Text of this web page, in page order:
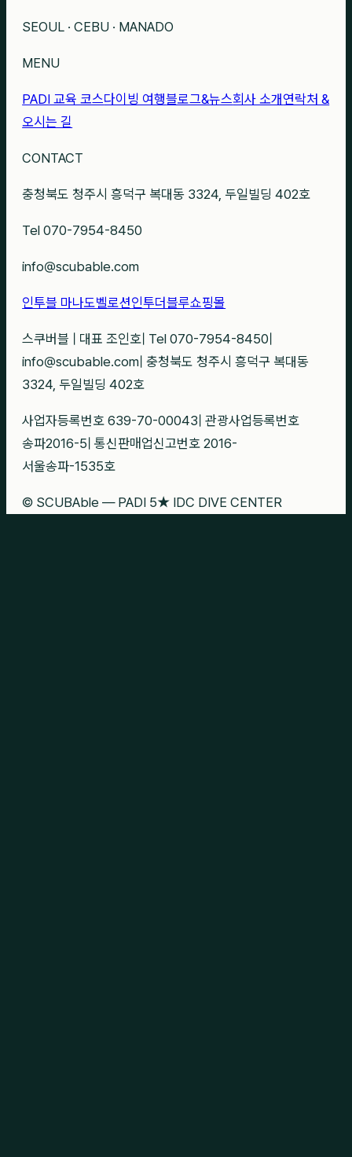
SEOUL · CEBU · MANADO
MENU
PADI 교육 코스다이빙 여행블로그&뉴스회사 소개 연락처 &
오시는 길
CONTACT
충청북도 청주시 흥덕구 복대동 3324, 두일빌딩 402호
Tel 070-7954-8450
info@scubable.com
인투블 마나도벨로션인투더블루쇼핑몰
스쿠버블 대표 조인호 Tel 070-7954-8450
info@scubable.com 충청북도 청주시 흥덕구 복대동
3324, 두일빌딩 402호
사업자등록번호 639-70-00043 관광사업등록번호
송파2016-5 통신판매업신고번호 2016-
서울송파-1535호
© SCUBAble — PADI 5★ IDC DIVE CENTER